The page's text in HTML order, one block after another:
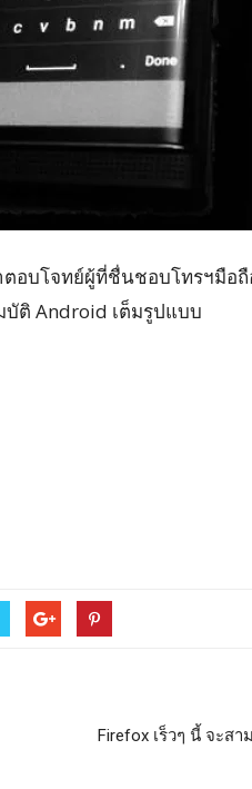
ตอบโจทย์ผู้ที่ชื่นชอบโทรฯมือ
ติ Android เต็มรูปแบบ
Firefox เร็วๆ นี้ จะส